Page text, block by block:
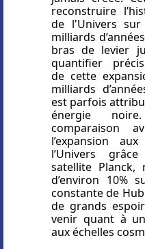
reconstruire
de l'Univers
milliards
bras de levier
quantifier
de cette
milliards
est parfois
énergie
comparaison
l’expansion
l’Univers
satellite Planck,
d’environ 10%
constante de
de grands
venir quant à
aux échelles